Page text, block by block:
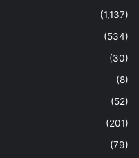
(1,137)
(534)
(30)
(8)
(52)
(201)
(79)